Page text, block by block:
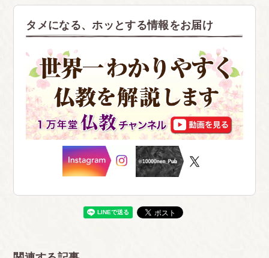
タメになる、ホッとする情報をお届け